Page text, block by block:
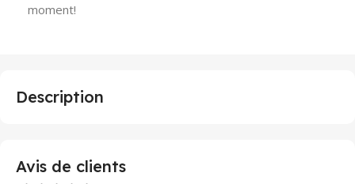
moment!
Description
Avis de clients